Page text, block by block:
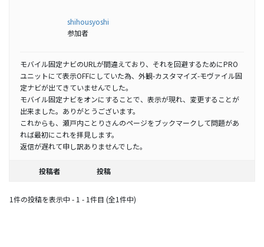
shihousyoshi
参加者
モバイル固定ナビのURLが間違えており、それを回避するためにPRO
ユニットにて表示OFFにしていた為、外観-カスタマイズ-モヴァイル固
定ナビが出てきていませんでした。
モバイル固定ナビをオンにすることで、表示が現れ、変更することが
出来ました。ありがとうございます。
これからも、瀬戸内ことりさんのページをブックマークして問題があ
れば最初にこれを拝見します。
返信が遅れて申し訳ありませんでした。
投稿者 投稿
1件の投稿を表示中 - 1 - 1件目 (全1件中)